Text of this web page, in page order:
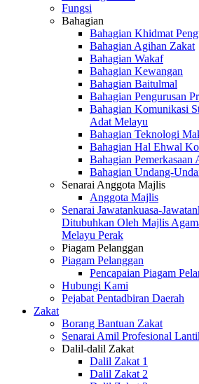
Fungsi
Bahagian
Bahagian Khidmat
Bahagian Agihan Zakat
Bahagian Wakaf
Bahagian Kewangan
Bahagian Baitulmal
Bahagian Pengurusan
Bahagian Komunikasi
Adat Melayu
Bahagian Teknologi
Bahagian Hal Ehwal
Bahagian Pemerkasaan
Bahagian Undang-
Senarai Anggota Majlis
Anggota Majlis
Senarai Jawatankuasa-
Ditubuhkan Oleh Majlis
Melayu Perak
Piagam Pelanggan
Piagam Pelanggan
Pencapaian Piagam
Hubungi Kami
Pejabat Pentadbiran Daerah
Zakat
Borang Bantuan Zakat
Senarai Amil Profesional
Dalil-dalil Zakat
Dalil Zakat 1
Dalil Zakat 2